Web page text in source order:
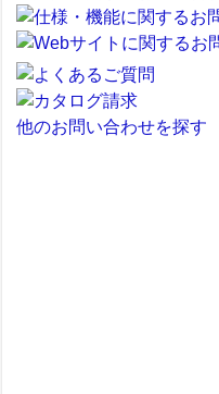
他のお問い合わせを探す